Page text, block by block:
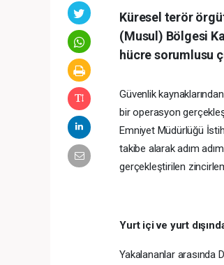
Küresel terör
(Musul) Bölgesi
hücre sorumlusu
Güvenlik
bir operasyon
Emniyet Müdürlüğü
takibe alarak adım
gerçekleştirilen
Yurt içi ve yurt
Yakalananlar arasında